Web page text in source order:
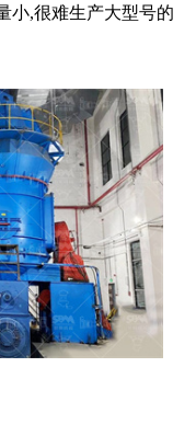
小,很难生产大型号的